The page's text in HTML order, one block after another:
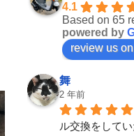
4.1
Based on 65
powered by
review us on
舞
2 年前
ル交換をして